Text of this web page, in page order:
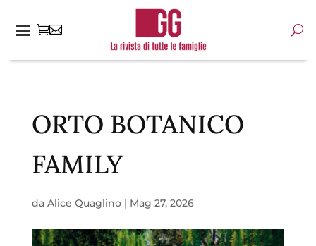
ORTO BOTANICO
FAMILY
da Alice Quaglino| Mag 27, 2026